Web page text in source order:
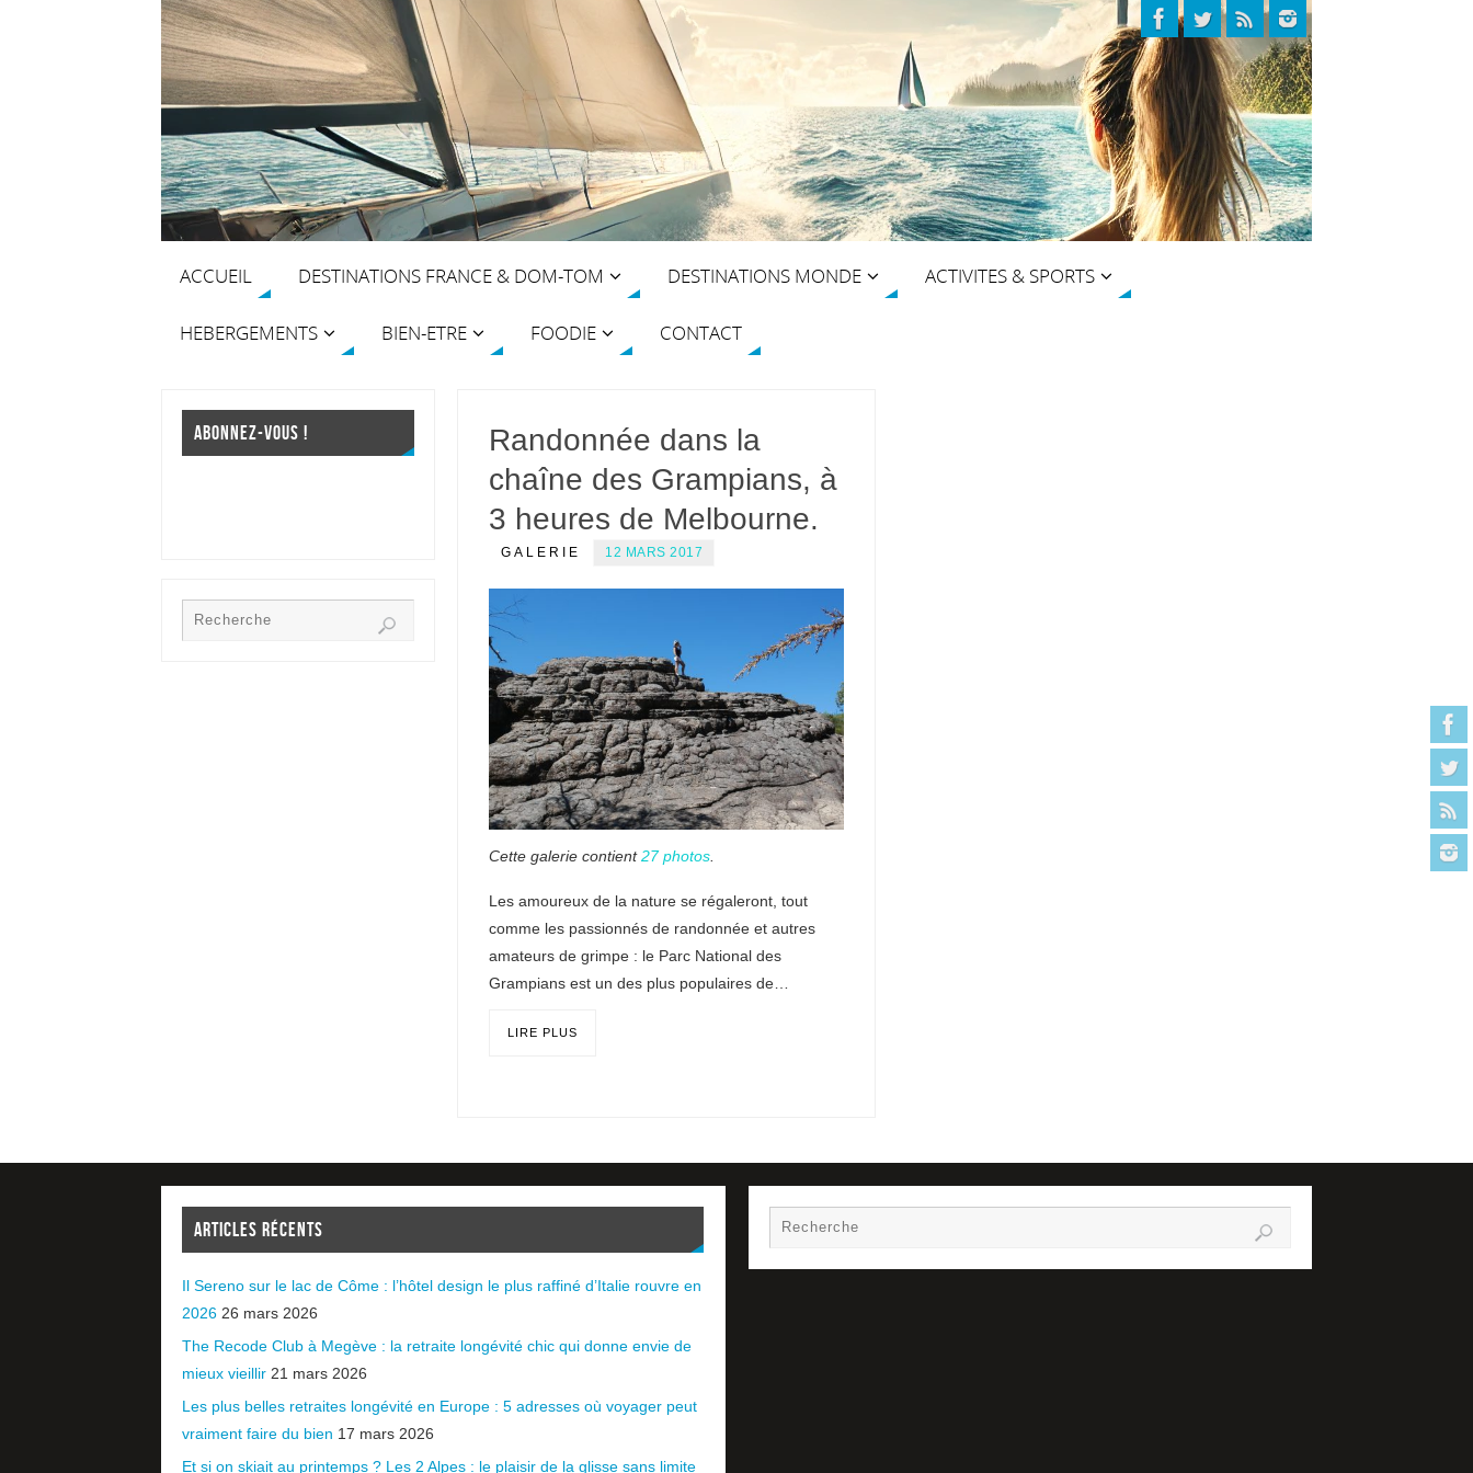
ACCUEIL DESTINATIONS FRANCE & DOM-TOM DESTINATIONS MONDE ACTIVITES & SPORTS
HEBERGEMENTS BIEN-ETRE FOODIE CONTACT
Randonnée dans la
chaîne des Grampians, à
3 heures de Melbourne.
GALERIE 12 MARS 2017
Cette galerie contient27 photos
Les amoureux de la nature se régaleront, tout
comme les passionnés de randonnée et autres
amateurs de grimpe : le Parc National des
Grampians est un des plus populaires de…
LIRE PLUS
ABONNEZ-VOUS !
ARTICLES RÉCENTS
Il Sereno sur le lac de Côme : l’hôtel design le plus raffiné d’Italie rouvre en
2026 26 mars 2026
The Recode Club à Megève : la retraite longévité chic qui donne envie de
mieux vieillir 21 mars 2026
Les plus belles retraites longévité en Europe : 5 adresses où voyager peut
vraiment faire du bien 17 mars 2026
Et si on skiait au printemps ? Les 2 Alpes : le plaisir de la glisse sans limite